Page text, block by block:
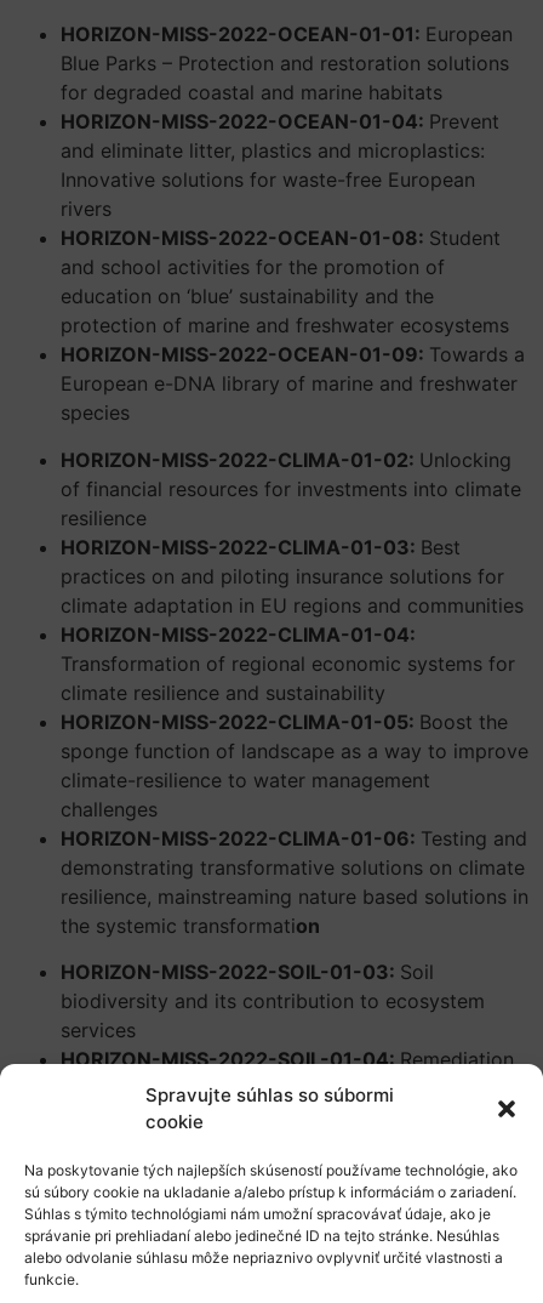
Spravujte súhlas so súbormi
cookie
Na poskytovanie tých najlepších skúseností používame technológie, ako
sú súbory cookie na ukladanie a/alebo prístup k informáciám o zariadení.
Súhlas s týmito technológiami nám umožní spracovávať údaje, ako je
správanie pri prehliadaní alebo jedinečné ID na tejto stránke. Nesúhlas
alebo odvolanie súhlasu môže nepriaznivo ovplyvniť určité vlastnosti a
funkcie.
HORIZON-MISS-2022-OCEAN-01-01: European
Blue Parks – Protection and restoration solutions
for degraded coastal and marine habitats
HORIZON-MISS-2022-OCEAN-01-04: Prevent
and eliminate litter, plastics and microplastics:
Innovative solutions for waste-free European
rivers
HORIZON-MISS-2022-OCEAN-01-08: Student
and school activities for the promotion of
education on ‘blue’ sustainability and the
protection of marine and freshwater ecosystems
HORIZON-MISS-2022-OCEAN-01-09: Towards a
European e-DNA library of marine and freshwater
species
HORIZON-MISS-2022-CLIMA-01-02: Unlocking
of financial resources for investments into climate
resilience
HORIZON-MISS-2022-CLIMA-01-03: Best
practices on and piloting insurance solutions for
climate adaptation in EU regions and communities
HORIZON-MISS-2022-CLIMA-01-04:
Transformation of regional economic systems for
climate resilience and sustainability
HORIZON-MISS-2022-CLIMA-01-05: Boost the
sponge function of landscape as a way to improve
climate-resilience to water management
challenges
HORIZON-MISS-2022-CLIMA-01-06: Testing and
demonstrating transformative solutions on climate
resilience, mainstreaming nature based solutions in
the systemic transformation
HORIZON-MISS-2022-SOIL-01-03: Soil
biodiversity and its contribution to ecosystem
services
HORIZON-MISS-2022-SOIL-01-04:Remediation
strategies, methods and financial models for
decontamination and reuse of land in urban and
HORIZON-MISS-2022-SOIL-01-05:Monitoring,
reporting and verification of soil carbon and
greenhouse gases balance
Prírodná rezervácia ústia rieky Tag (EVOA –